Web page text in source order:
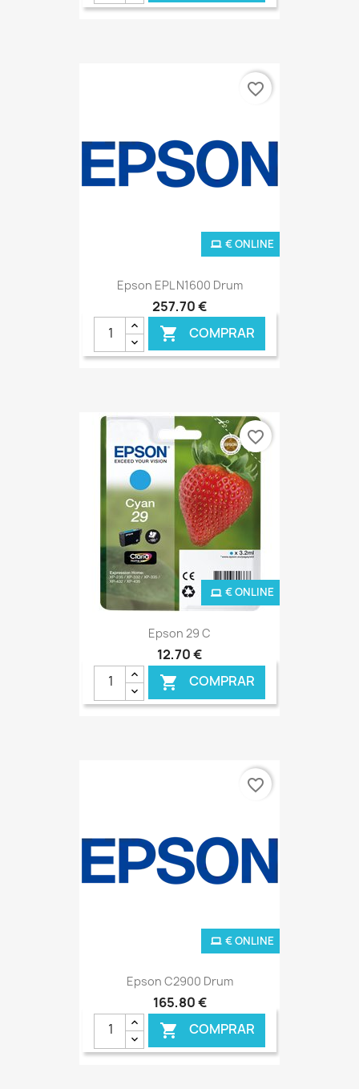
Epson EPL N1600 Drum
257,70 €
 COMPRAR
€ ONLINE
favorite_border
Epson 29 C
12,70 €
 COMPRAR
€ ONLINE
favorite_border
Epson C2900 Drum
165,80 €
 COMPRAR
€ ONLINE
favorite_border